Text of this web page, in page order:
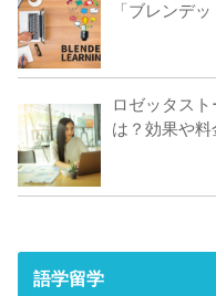
「ブレンデ
ロゼッタス
は？効果や
語学留学